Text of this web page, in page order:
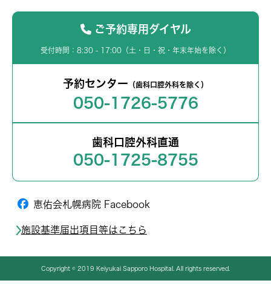
ご予約専用ダイヤル
受付時間：8:30 - 17:00（土・日・祝・年末年始を除く）
予約センター （歯科口腔外科を除く）
050-1726-5776
歯科口腔外科直通
050-1725-8755
恵佑会札幌病院 Facebook
施設基準届出項目等はこちら
Copyright © 2019 Keiyukai Sapporo Hospital. All rights reserved.